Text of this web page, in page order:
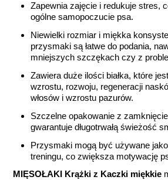
Zapewnia zajęcie i redukuje stres,
ogólne samopoczucie psa.
Niewielki rozmiar i miękka
przysmaki są łatwe do podania,
mniejszych szczękach czy z
Zawiera duże ilości białka, które
wzrostu, rozwoju, regeneracji
włosów i wzrostu pazurów.
Szczelne opakowanie z
gwarantuje długotrwałą świeżość
Przysmaki mogą być używane
treningu, co zwiększa motywację
MIĘSOŁAKI Krążki z Kaczki miękkie